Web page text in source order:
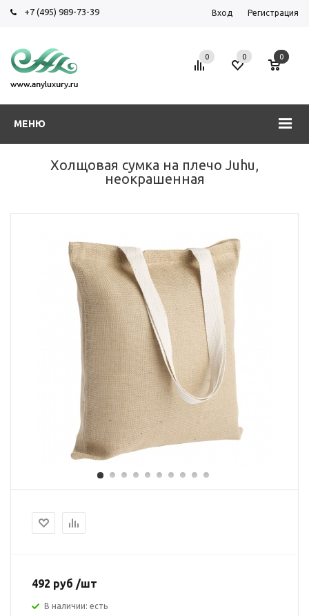
+7 (495) 989-73-39 Вход Регистрация
МЕНЮ
0 0 0
Холщовая сумка на плечо Juhu,
неокрашенная
492 руб /шт
В наличии: есть